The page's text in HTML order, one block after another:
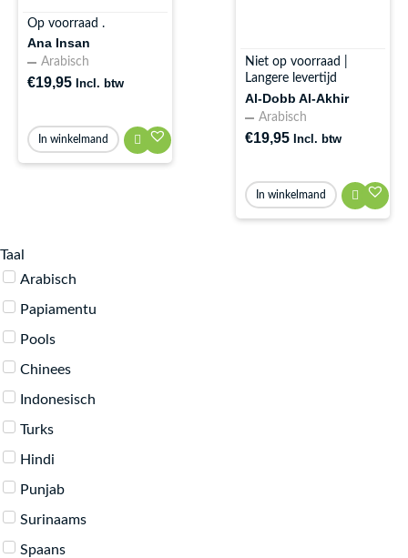
Op voorraad .
Ana Insan
Arabisch
€19,95 Incl. btw
In winkelmand
Niet op voorraad |
Langere levertijd
Al-Dobb Al-Akhir
Arabisch
€19,95 Incl. btw
In winkelmand
Taal
Arabisch
Papiamentu
Pools
Chinees
Indonesisch
Turks
Hindi
Punjab
Surinaams
Spaans